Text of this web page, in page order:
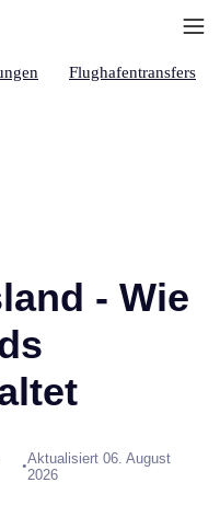
Flughafentransfers
- Wie
•Aktualisiert 06. August
2026